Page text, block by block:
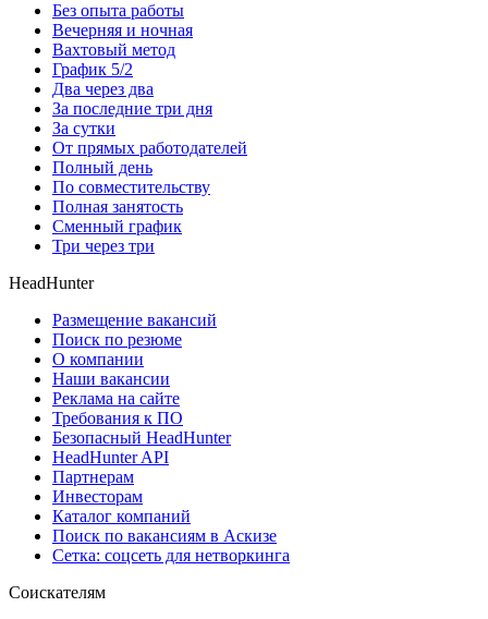
Без опыта работы
Вечерняя и ночная
Вахтовый метод
График 5/2
Два через два
За последние три дня
За сутки
От прямых работодателей
Полный день
По совместительству
Полная занятость
Сменный график
Три через три
HeadHunter
Размещение вакансий
Поиск по резюме
О компании
Наши вакансии
Реклама на сайте
Требования к ПО
Безопасный HeadHunter
HeadHunter API
Партнерам
Инвесторам
Каталог компаний
Поиск по вакансиям в Аскизе
Сетка: соцсеть для нетворкинга
Соискателям